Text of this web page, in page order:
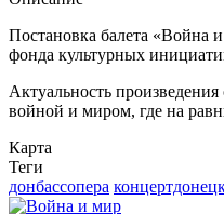
Постановка балета «Война
фонда культурных
Актуальность
войной и миром, где на
Карта
Теги
донбассопера